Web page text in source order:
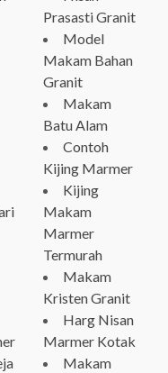
Prasasti Granit
Model
Makam Bahan
Granit
Makam
Batu Alam
Contoh
Kijing Marmer
Kijing
Makam
Marmer
Termurah
Makam
Kristen Granit
Harg Nisan
Marmer Kotak
Makam